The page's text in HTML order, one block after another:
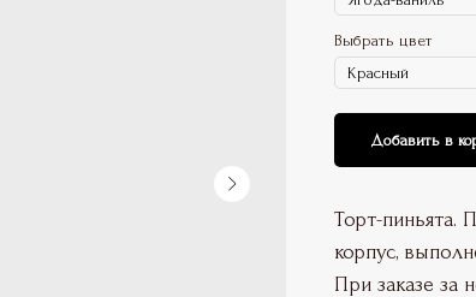
Выбрать цвет
Добавить в
Торт-пиньята.
корпус,
При заказе за